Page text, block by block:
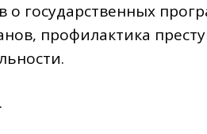
о государственных
профилактика